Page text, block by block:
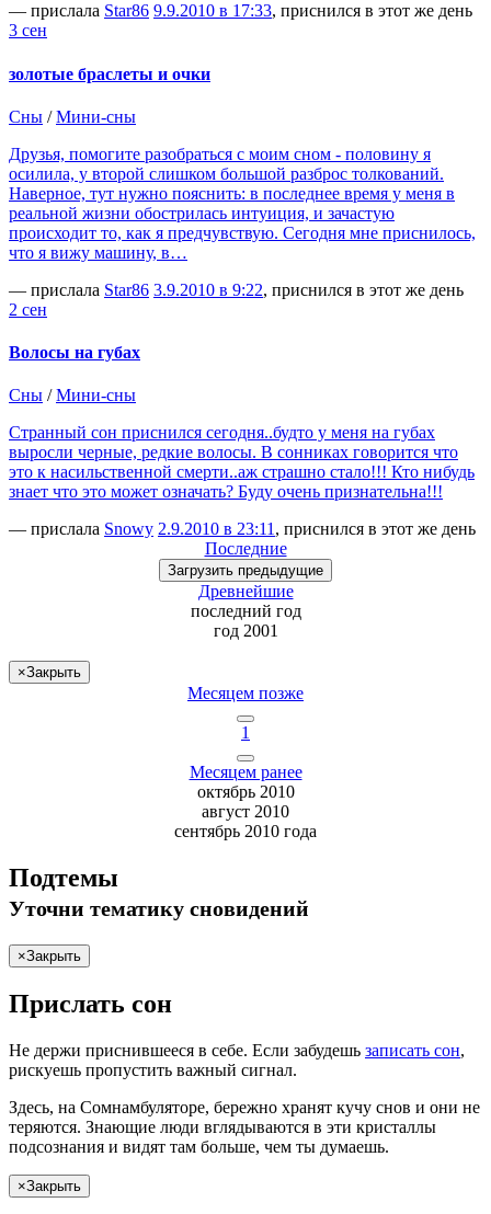
— прислала Star86 9.9.2010 в 17:33, приснился в этот же день
3 сен
золотые браслеты и очки
Сны /Мини-сны
Друзья, помогите разобраться с моим сном - половину я
осилила, у второй слишком большой разброс толкований.
Наверное, тут нужно пояснить: в последнее время у меня в
реальной жизни обострилась интуиция, и зачастую
происходит то, как я предчувствую. Сегодня мне приснилось,
что я вижу машину, в…
— прислала Star86 3.9.2010 в 9:22, приснился в этот же день
2 сен
Волосы на губах
Сны /Мини-сны
Странный сон приснился сегодня..будто у меня на губах
выросли черные, редкие волосы. В сонниках говорится что
это к насильственной смерти..аж страшно стало!!! Кто нибудь
знает что это может означать? Буду очень признательна!!!
— прислала Snowy 2.9.2010 в 23:11, приснился в этот же день
Последние
Загрузить предыдущие
Древнейшие
последний год
год 2001
×Закрыть
Месяцем позже
1
Месяцем ранее
октябрь 2010
август 2010
сентябрь 2010 года
Подтемы
Уточни тематику сновидений
×Закрыть
Прислать сон
Не держи приснившееся в себе. Если забудешь записать сон,
рискуешь пропустить важный сигнал.
Здесь, на Сомнамбуляторе, бережно хранят кучу снов и они не
теряются. Знающие люди вглядываются в эти кристаллы
подсознания и видят там больше, чем ты думаешь.
×Закрыть